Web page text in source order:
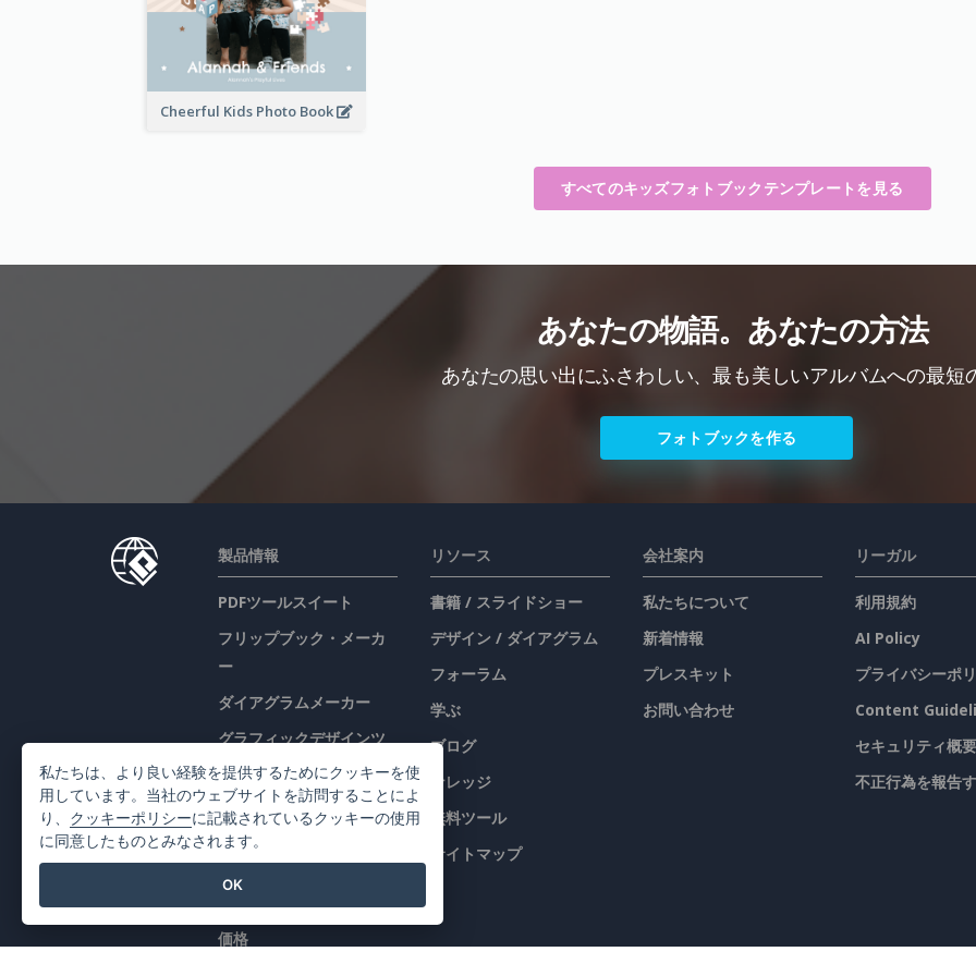
Cheerful Kids Photo Book
すべてのキッズフォトブックテンプレートを見る
あなたの物語。あなたの方法
あなたの思い出にふさわしい、最も美しいアルバムへの最短
フォトブックを作る
製品情報
PDFツールスイート
フリップブック・メーカ
ー
ダイアグラムメーカー
グラフィックデザインツ
ール
ドキュメントエディター
プレゼンテーションメー
カー
表計算エディター
価格
リソース
書籍 / スライドショー
デザイン / ダイアグラム
フォーラム
学ぶ
ブログ
ナレッジ
無料ツール
サイトマップ
会社案内
私たちについて
新着情報
プレスキット
お問い合わせ
リーガル
利用規約
AI Policy
プライバシーポ
Content
セキュリティ概要
不正行為を報告
私たちは、より良い経験を提供するためにクッキーを使
用しています。当社のウェブサイトを訪問することによ
り、 クッキーポリシーに記載されているクッキーの使用
に同意したものとみなされます。
OK